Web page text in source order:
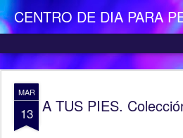
MAR
13 A TUS PIES.